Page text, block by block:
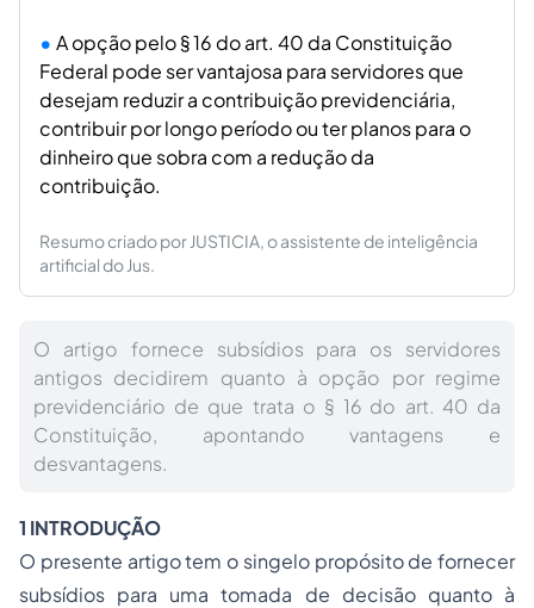
A opção pelo § 16 do art. 40 da Constituição
Federal pode ser vantajosa para servidores que
desejam reduzir a contribuição previdenciária,
contribuir por longo período ou ter planos para o
dinheiro que sobra com a redução da
contribuição.
Resumo criado por JUSTICIA, o assistente de inteligência
artificial do Jus.
O artigo fornece subsídios para os servidores
antigos decidirem quanto à opção por regime
previdenciário de que trata o § 16 do art. 40 da
Constituição, apontando vantagens e
desvantagens.
1 INTRODUÇÃO
O presente artigo tem o singelo propósito de fornecer
subsídios para uma tomada de decisão quanto à